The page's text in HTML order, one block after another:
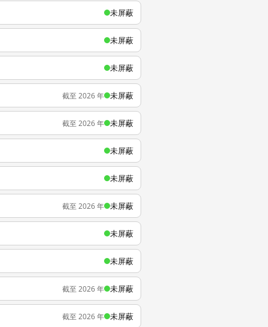
未屏蔽
未屏蔽
未屏蔽
截至 2026 年 未屏蔽
截至 2026 年 未屏蔽
未屏蔽
未屏蔽
截至 2026 年 未屏蔽
未屏蔽
未屏蔽
截至 2026 年 未屏蔽
截至 2026 年 未屏蔽